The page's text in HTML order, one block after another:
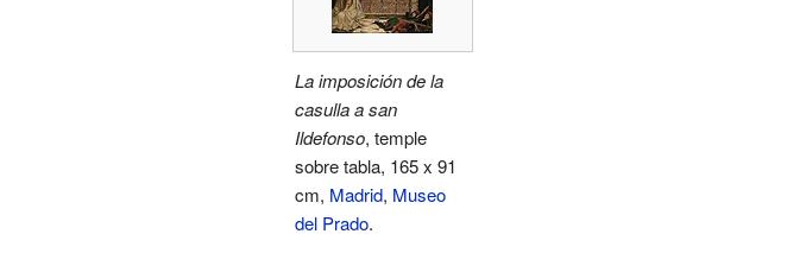
La imposición de la
casulla a san
Ildefonso, temple
sobre tabla, 165 x 91
cm, Madrid, Museo
del Prado.